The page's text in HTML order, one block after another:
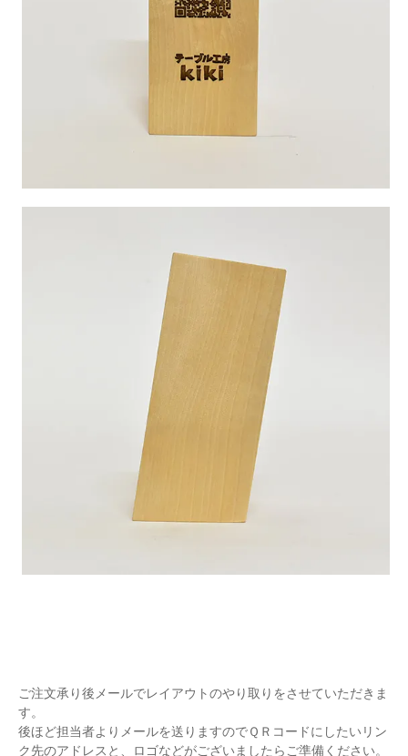
ご注文承り後メールでレイアウトのやり取りをさせていただきま
す。
後ほど担当者よりメールを送りますのでＱＲコードにしたいリン
ク先のアドレスと、ロゴなどがございましたらご準備ください。